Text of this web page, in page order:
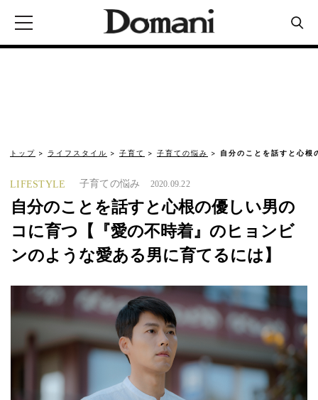
トップ ライフスタイル 子育て 子育ての悩み 自分のことを話すと心
LIFESTYLE 子育ての悩み 2020.09.22
自分のことを話すと心根の優しい男の
コに育つ【『愛の不時着』のヒョンビ
ンのような愛ある男に育てるには】